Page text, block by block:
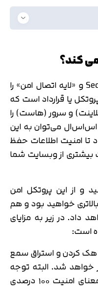
SSL مخفف Secure Socket Layer و «لایه اتصال امن» را
یا قرارداد است که
و سرور (هاست) را
اس‌اس‌ال می‌توان به این
تا امنیت اطلاعات حفظ
بیشتری از وبسایت شما
و از این پروتکل امن
خواهید بود و هم
داد. در زیر به مزایای
هک کردن و استراق سمع
خواهد شد. البته توجه
داشته باشید که این به معنای امنیت ۱۰۰ درصدی